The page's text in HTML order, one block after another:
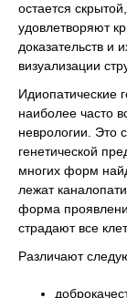
остается
удовлетворяют
доказательств и
визуализации
Идиопатические
наиболее часто
неврологии. Это
генетической
многих форм
лежат
форма
страдают все
Различают